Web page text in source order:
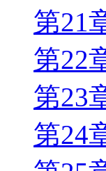
第21
第22
第23
第24